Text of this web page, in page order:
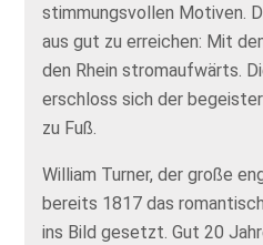
stimmungsvollen Motiven.
aus gut zu erreichen: Mit
den Rhein stromaufwärts.
erschloss sich der
zu Fuß.
William Turner, der große
bereits 1817 das
ins Bild gesetzt. Gut 20